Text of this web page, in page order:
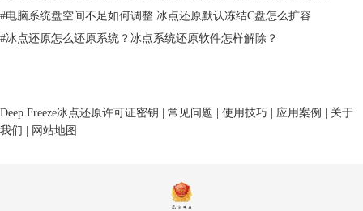
二、冰点还原怎么还原到之前的
复，可以使用冰点还原软件进行恢复。你可以直接重启电脑恢复到之前的
#电脑系统盘空间不足如何调整 冰点还原默认冻结C盘怎么扩容
#冰点还原怎么还原系统？冰点系统还原软件怎样解除？
Deep Freeze冰点还原许可证密钥 常见问题 使用技巧 应用案例
关于
我们
网站地图